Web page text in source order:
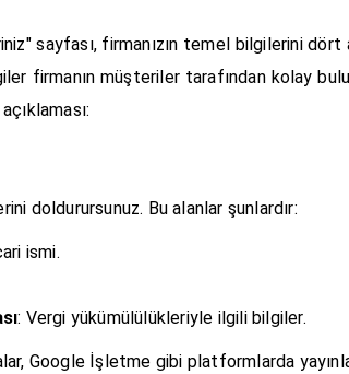
sayfası, firmanızın temel bilgilerini dört
firmanın müşteriler tarafından kolay
doldurursunuz. Bu alanlar şunlardır:
ismi.
: Vergi yükümülülükleriyle ilgili bilgiler.
Google İşletme gibi platformlarda